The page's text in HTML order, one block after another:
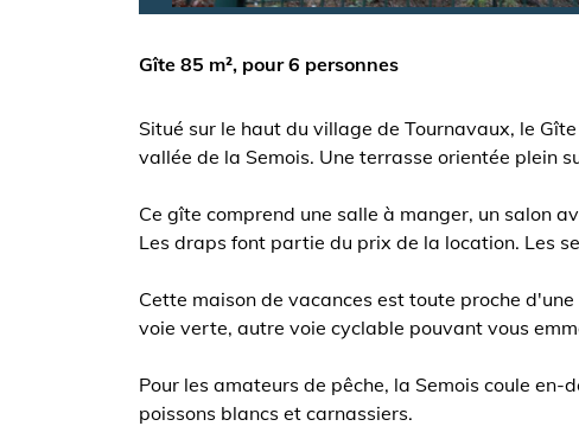
Gîte 85 m², pour 6 personnes
Situé sur le haut du village de Tournavaux, le
vallée de la Semois. Une terrasse orientée plein
Ce gîte comprend une salle à manger, un salon
Les draps font partie du prix de la location. Les
Cette maison de vacances est toute proche
voie verte, autre voie cyclable pouvant vous
Pour les amateurs de pêche, la Semois coule
poissons blancs et carnassiers.